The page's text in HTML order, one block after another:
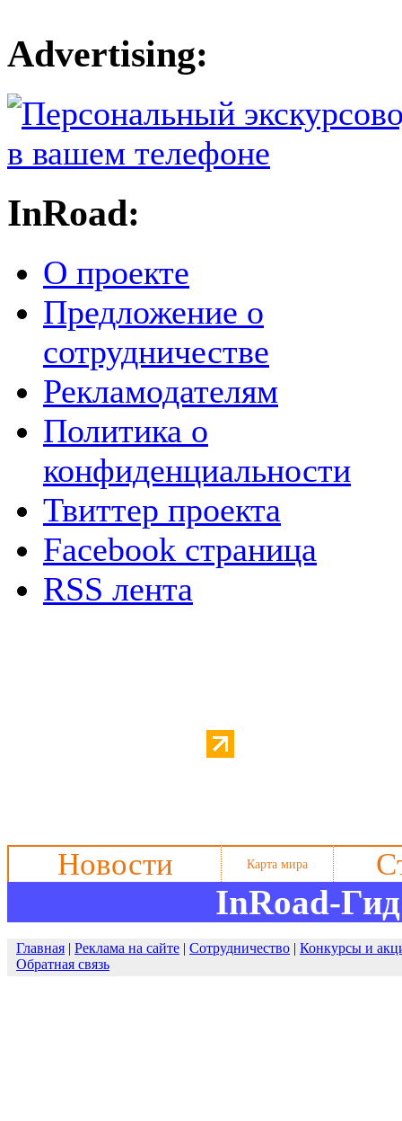
Advertising:
InRoad:
О проекте
Предложение о
сотрудничестве
Рекламодателям
Политика о
конфиденциальности
Твиттер проекта
Facebook страница
RSS лента
Новости Карта мира
InRoad-Гид
Главная | Реклама на сайте | Сотрудничество | Конкурсы и
Обратная связь